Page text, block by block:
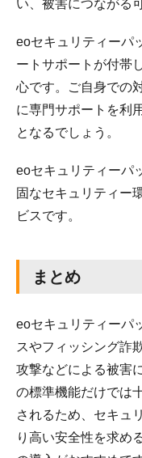
い、被害につながる
eoセキュリティーパ
ートサポートが付帯
心です。ご自身での
に専門サポートを利
となるでしょう。
eoセキュリティーパ
固なセキュリティー
ビスです。
まとめ
eoセキュリティーパ
スやフィッシング詐
攻撃などによる被害
の標準機能だけでは
されるため、セキュ
り高い安全性を求め